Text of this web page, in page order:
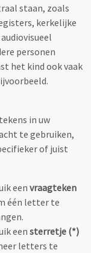
staan, zoals
kerkelijke
personen
het kind ook vaak
in uw
te gebruiken,
of juist
eenvraagteken
één letter te
eensterretje (*)
letters te